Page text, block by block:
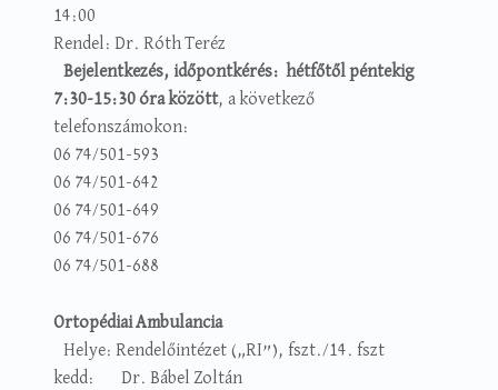
14:00
Rendel: Dr. Róth Teréz
Bejelentkezés, időpontkérés: hétfőtől péntekig
7:30-15:30 óra között, a következő
telefonszámokon:
06 74/501-593
06 74/501-642
06 74/501-649
06 74/501-676
06 74/501-688
Ortopédiai Ambulancia
Helye: Rendelőintézet („RI”), fszt./14. fszt
kedd: Dr. Bábel Zoltán